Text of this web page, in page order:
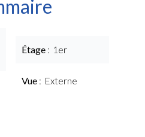
Étage 1er
Vue Externe